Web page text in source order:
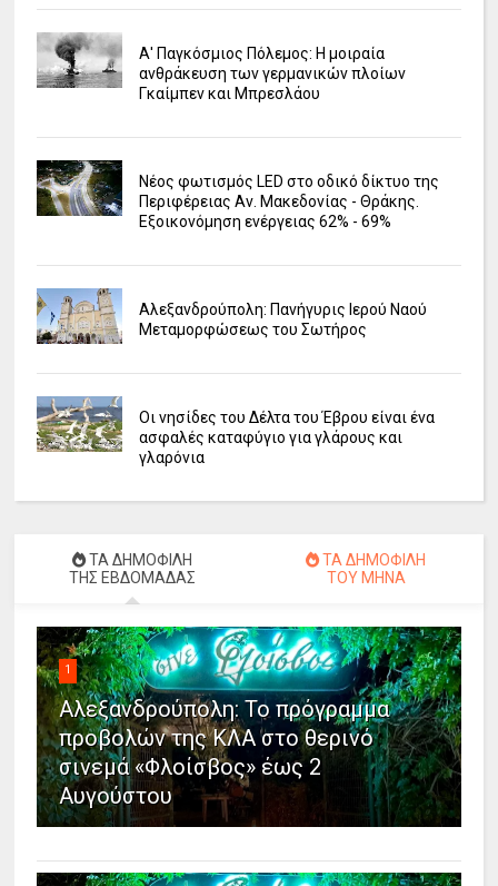
Α' Παγκόσμιος Πόλεμος: Η μοιραία
ανθράκευση των γερμανικών πλοίων
Γκαίμπεν και Μπρεσλάου
Νέος φωτισμός LED στο οδικό δίκτυο της
Περιφέρειας Αν. Μακεδονίας - Θράκης.
Εξοικονόμηση ενέργειας 62% - 69%
Αλεξανδρούπολη: Πανήγυρις Ιερού Ναού
Μεταμορφώσεως του Σωτήρος
Οι νησίδες του Δέλτα του Έβρου είναι ένα
ασφαλές καταφύγιο για γλάρους και
γλαρόνια
ΤΑ ΔΗΜΟΦΙΛΗ
ΤΗΣ ΕΒΔΟΜΑΔΑΣ
ΤΑ ΔΗΜΟΦΙΛΗ
ΤΟΥ ΜΗΝΑ
1
Αλεξανδρούπολη: Το πρόγραμμα
προβολών της ΚΛΑ στο θερινό
σινεμά «Φλοίσβος» έως 2
Αυγούστου